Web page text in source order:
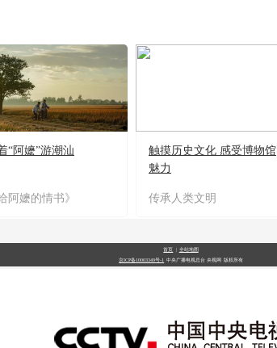
“阿嬷”游潮汕
阿嬷的情书》
触摸历史文化 感受博物馆
魅力
传承人类文明
首页 全站地图
京ICP备10003349号-1 中央广播电视总台 央视网 版权所有